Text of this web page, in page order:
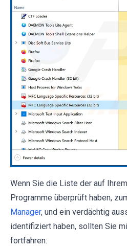
Wenn Sie die Liste der auf
Programme überprüft haben,
Manager, und ein verdächtig
identifiziert haben, sollten Sie
fortfahren: